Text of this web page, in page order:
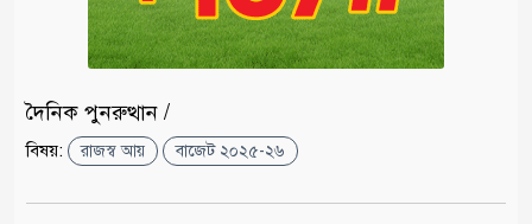
দৈনিক পুনরুত্থান /
বিষয়: রাজস্ব আয় বাজেট ২০২৫-২৬